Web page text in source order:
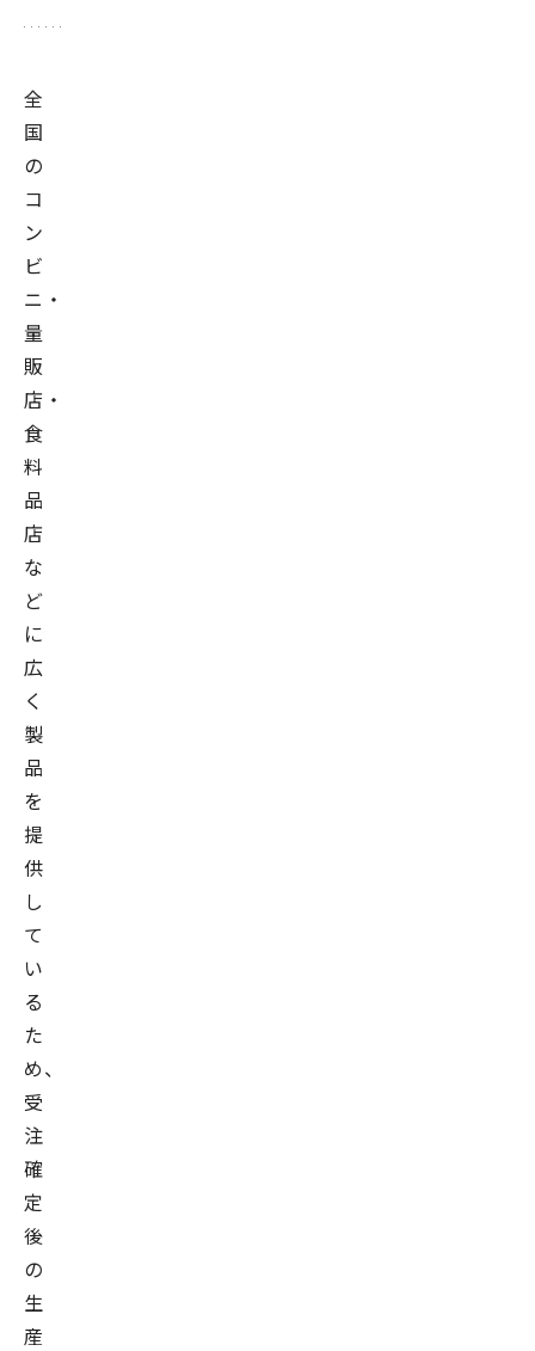
全
国
の
コ
ン
ビ
ニ・
量
販
店・
食
料
品
店
な
ど
に
広
く
製
品
を
提
供
し
て
い
る
た
め、
受
注
確
定
後
の
生
産